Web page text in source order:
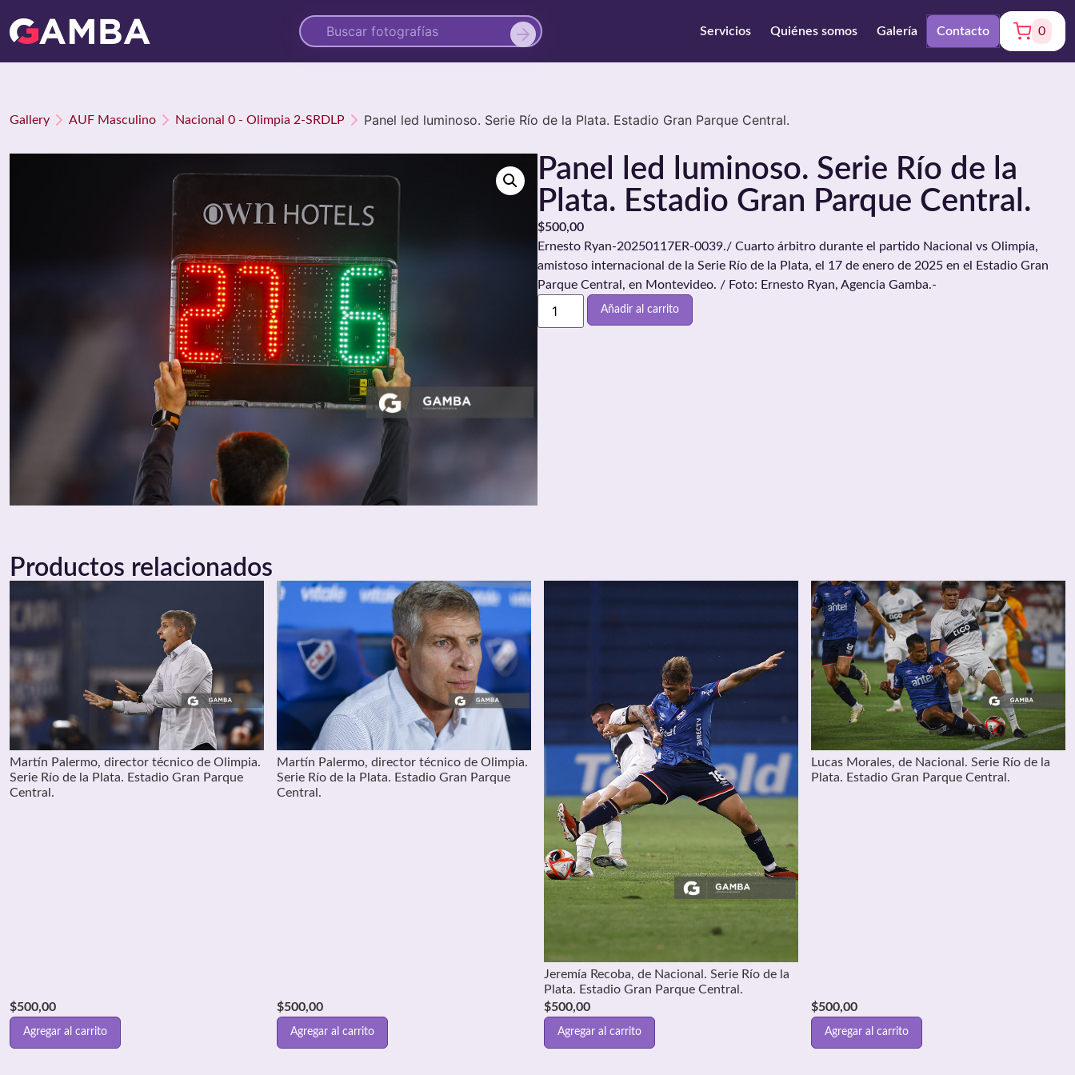
Servicios Quiénes somos Galería Contacto 0
Gallery AUF Masculino Nacional 0 - Olimpia 2-SRDLP Panel led luminoso. Serie Río de la Plata. Estadio Gran Parque Central.
Panel led luminoso. Serie Río de la
Plata. Estadio Gran Parque Central.
$500,00
Ernesto Ryan-20250117ER-0039./ Cuarto árbitro durante el partido Nacional vs Olimpia,
amistoso internacional de la Serie Río de la Plata, el 17 de enero de 2025 en el Estadio Gran
Parque Central, en Montevideo. / Foto: Ernesto Ryan, Agencia Gamba.-
Añadir al carrito
Productos relacionados
Martín Palermo, director técnico de Olimpia.
Serie Río de la Plata. Estadio Gran Parque
Central.
$500,00
Agregar al carrito
Martín Palermo, director técnico de Olimpia.
Serie Río de la Plata. Estadio Gran Parque
Central.
$500,00
Agregar al carrito
Jeremía Recoba, de Nacional. Serie Río de la
Plata. Estadio Gran Parque Central.
$500,00
Agregar al carrito
Lucas Morales, de Nacional. Serie Río de la
Plata. Estadio Gran Parque Central.
$500,00
Agregar al carrito